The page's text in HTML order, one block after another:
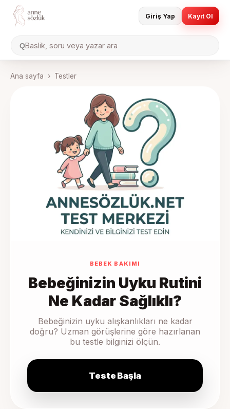
QBaslik, soru veya yazar ara
Giriş Yap Kayıt Ol
Ana sayfa › Testler
BEBEK BAKIMI
Bebeğinizin Uyku Rutini
Ne Kadar Sağlıklı?
Bebeğinizin uyku alışkanlıkları ne kadar
doğru? Uzman görüşlerine göre hazırlanan
bu testle bilginizi ölçün.
Teste Başla